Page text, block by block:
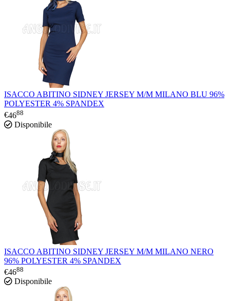
ISACCO ABITINO SIDNEY JERSEY M/M MILANO BLU 96%
POLYESTER 4% SPANDEX
€4688
Disponibile
ISACCO ABITINO SIDNEY JERSEY M/M MILANO NERO
96% POLYESTER 4% SPANDEX
€4688
Disponibile